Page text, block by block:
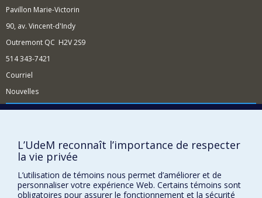
Pavillon Marie-Victorin
90, av. Vincent-d'Indy
Outremont QC H2V 2S9
514 343-7421
Courriel
Nouvelles
Comment soutenir l'École?
Plan du site
Signaler une erreur
Accessibilité
L’UdeM reconnaît l’importance de respecter
la vie privée
L’utilisation de témoins nous permet d’améliorer et de
personnaliser votre expérience Web. Certains témoins sont
obligatoires pour assurer le fonctionnement et la sécurité